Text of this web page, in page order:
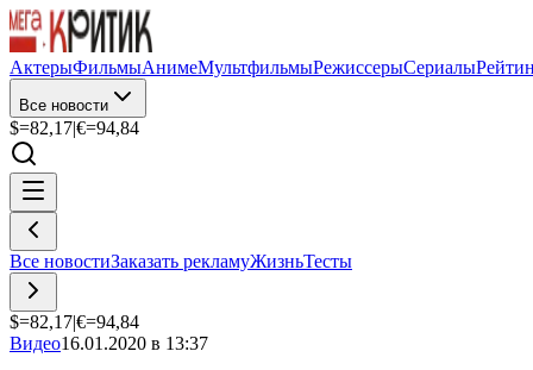
АктерыФильмыАнимеМультфильмыРежиссерыСериалы
Все новости
$=82,17|€=94,84
Все новостиЗаказать рекламуЖизньТесты
$=82,17|€=94,84
Видео16.01.2020 в 13:37